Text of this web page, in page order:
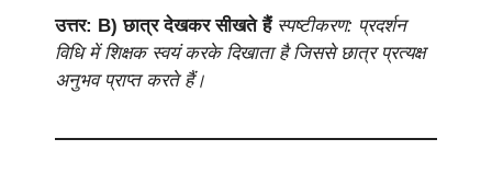
उत्तर: B) छात्र देखकर सीखते हैं स्पष्टीकरण: प्रदर्शन
विधि में शिक्षक स्वयं करके दिखाता है जिससे छात्र प्रत्यक्ष
अनुभव प्राप्त करते हैं।